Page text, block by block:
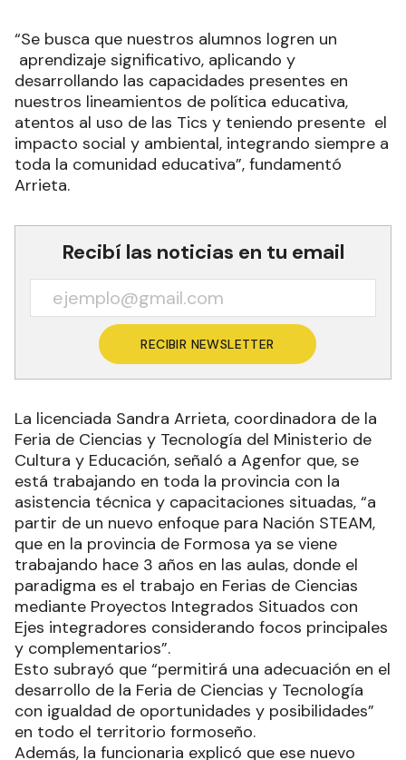
“Se busca que nuestros alumnos logren un
aprendizaje significativo, aplicando y
desarrollando las capacidades presentes en
nuestros lineamientos de política educativa,
atentos al uso de las Tics y teniendo presente el
impacto social y ambiental, integrando siempre a
toda la comunidad educativa”, fundamentó
Arrieta.
Recibí las noticias en tu email
RECIBIR NEWSLETTER
La licenciada Sandra Arrieta, coordinadora de la
Feria de Ciencias y Tecnología del Ministerio de
Cultura y Educación, señaló a Agenfor que, se
está trabajando en toda la provincia con la
asistencia técnica y capacitaciones situadas, “a
partir de un nuevo enfoque para Nación STEAM,
que en la provincia de Formosa ya se viene
trabajando hace 3 años en las aulas, donde el
paradigma es el trabajo en Ferias de Ciencias
mediante Proyectos Integrados Situados con
Ejes integradores considerando focos principales
y complementarios”.
Esto subrayó que “permitirá una adecuación en el
desarrollo de la Feria de Ciencias y Tecnología
con igualdad de oportunidades y posibilidades”
en todo el territorio formoseño.
Además, la funcionaria explicó que ese nuevo